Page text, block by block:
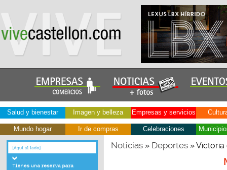
Salud y bienestar Imagen y belleza Empresas y servicios
Mundo hogar Ir de compras Celebraciones
Noticias» Deportes» Victoria